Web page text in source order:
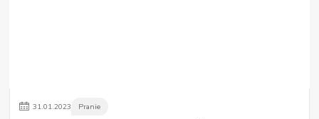
31.01.2023 Pranie